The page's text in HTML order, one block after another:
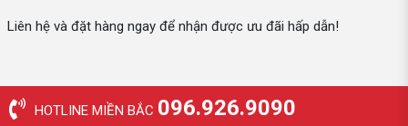
Liên hệ và đặt hàng ngay để nhận được ưu đãi hấp dẫn!
HOTLINE MIỀN BẮC 096.926.9090